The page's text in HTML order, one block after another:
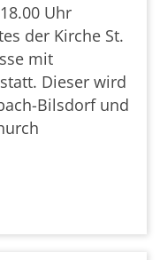
Uhr
der Kirche St.
mit
Dieser wird
Bilsdorf und